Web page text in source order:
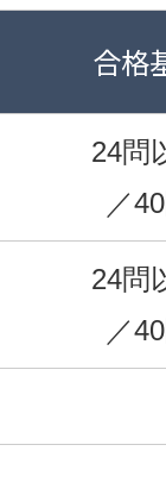
合格
24問
／
24問
／